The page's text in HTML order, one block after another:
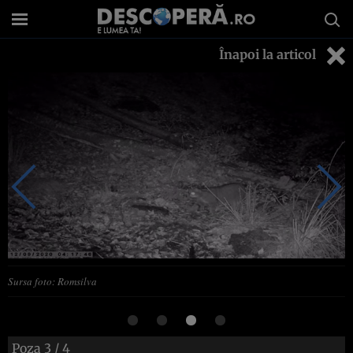
Înapoi la articol
Sursa foto: Romsilva
Poza 3 / 4